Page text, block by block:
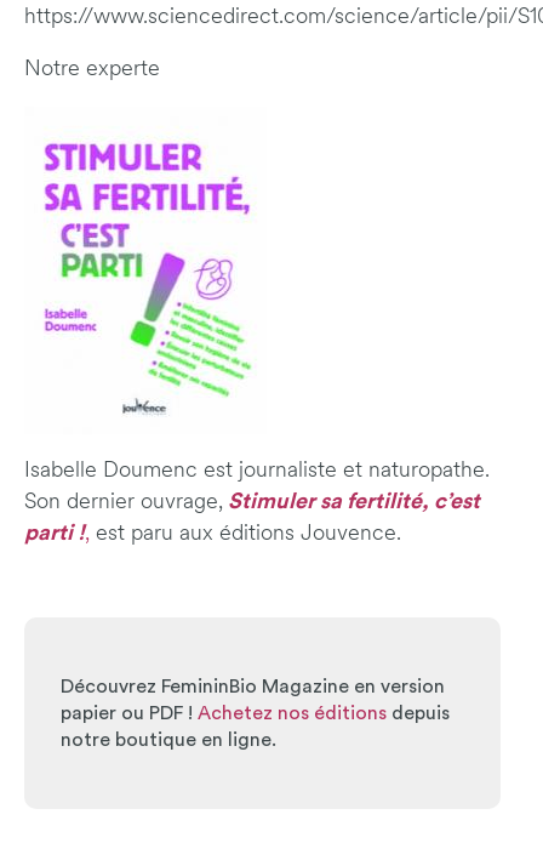
https://www.sciencedirect.com/science/article/pii/
Notre experte
Isabelle Doumenc est journaliste et naturopathe.
Son dernier ouvrage, Stimuler sa fertilité, c’est
parti !, est paru aux éditions Jouvence.
Découvrez FemininBio Magazine en version
papier ou PDF ! Achetez nos éditions depuis
notre boutique en ligne.